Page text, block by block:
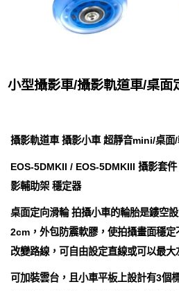
小型攝影車/攝影軌道車/桌面
攝影軌道車 攝影小車 超靜音mini/桌面
EOS-5DMKII / EOS-5DMKIII 攝影套
影輔助架 穩定器
桌面定向滑輪 拍攝小車的輪胎是鏤空
2cm，外包防震軟膠，使拍攝畫面穩
改變路線，可自由設定直線或可以最大
可加裝雲台，且小車平板上設計有3個